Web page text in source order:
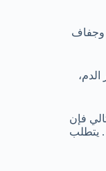
وجفاف
فإن
. يتطلب